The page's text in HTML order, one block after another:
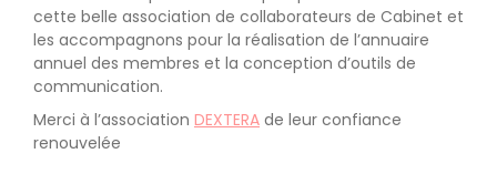
cette belle association de collaborateurs de Cabinet et
les accompagnons pour la réalisation de l’annuaire
annuel des membres et la conception d’outils de
communication.
Merci à l’association DEXTERA de leur confiance
renouvelée